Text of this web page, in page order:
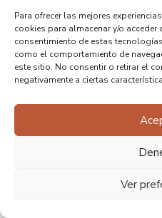
Para ofrecer las mejores
cookies para almacenar y/o
consentimiento de estas
como el comportamiento de
este sitio. No consentir o retirar el
negativamente a ciertas
Ver
Noticias Sindicales
Se trata de Josefa
Fernanda Bravo,
878 y 852 puntos,
por su mérito fueron
adjudicaron la Beca